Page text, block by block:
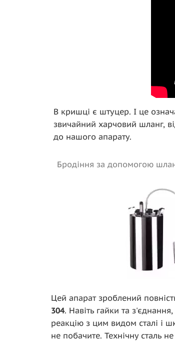
В кришці є штуцер. І це
звичайний харчовий шланг,
до нашого апарату.
Бродіння за допомогою
Цей апарат зроблений
304. Навіть гайки та
реакцію з цим видом сталі і
не побачите. Технічну сталь